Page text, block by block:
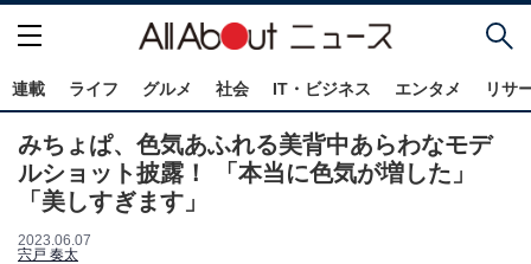
連載 ライフ グルメ 社会 IT・ビジネス エンタメ リサ
みちょぱ、色気あふれる美背中あらわなモデ
ルショット披露！ 「本当に色気が増した」
「美しすぎます」
2023.06.07
宍戸 奏太